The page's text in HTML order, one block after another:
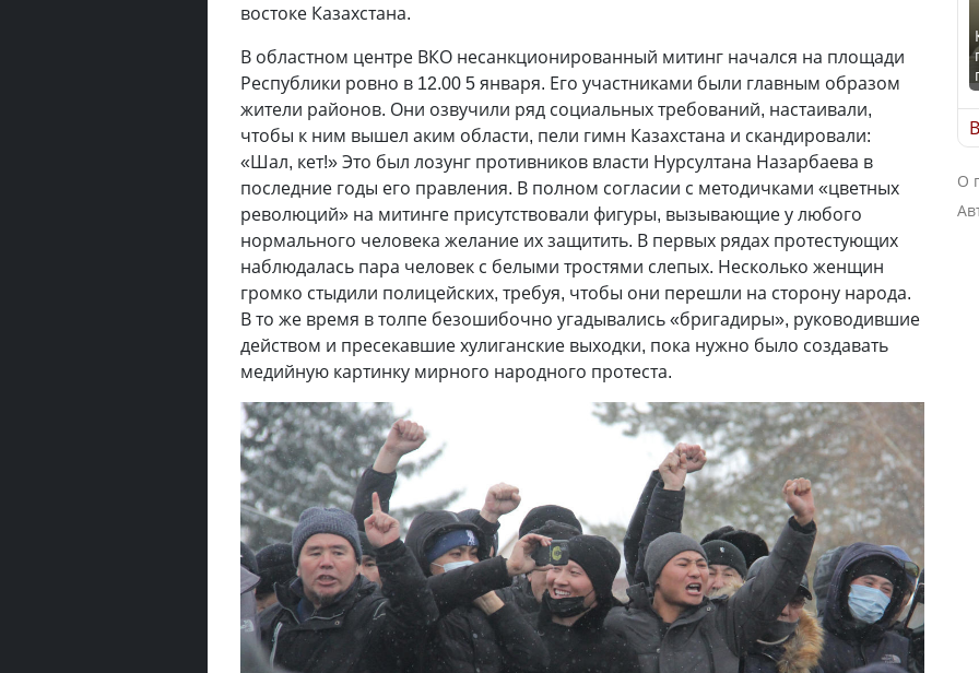
востоке Казахстана.
В областном центре ВКО несанкционированный митинг начался на площади
Республики ровно в 12.00 5 января. Его участниками были главным образом
жители районов. Они озвучили ряд социальных требований, настаивали,
чтобы к ним вышел аким области, пели гимн Казахстана и скандировали:
«Шал, кет!» Это был лозунг противников власти Нурсултана Назарбаева в
последние годы его правления. В полном согласии с методичками «цветных
революций» на митинге присутствовали фигуры, вызывающие у любого
нормального человека желание их защитить. В первых рядах протестующих
наблюдалась пара человек с белыми тростями слепых. Несколько женщин
громко стыдили полицейских, требуя, чтобы они перешли на сторону народа.
В то же время в толпе безошибочно угадывались «бригадиры», руководившие
действом и пресекавшие хулиганские выходки, пока нужно было создавать
медийную картинку мирного народного протеста.
О